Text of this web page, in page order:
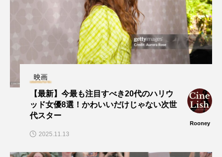
映画
【最新】今最も注目すべき20代のハリウ
ッド女優8選！かわいいだけじゃない次世
代スター
Rooney
2025.11.13